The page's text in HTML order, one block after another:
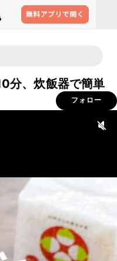
分、炊飯器で簡単
フォロー